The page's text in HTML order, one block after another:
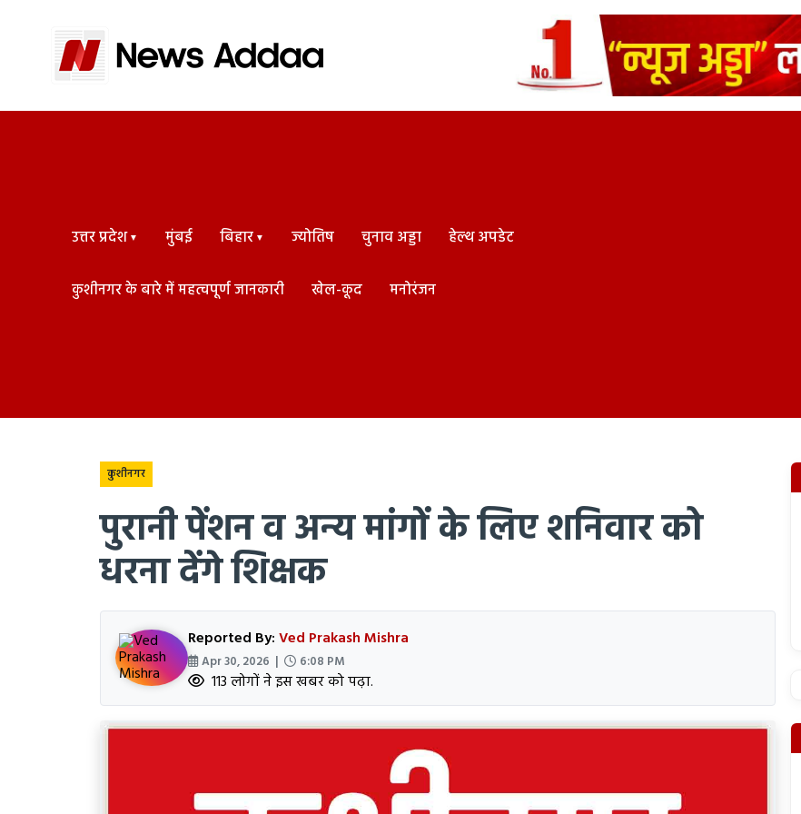
उत्तर प्रदेश मुंबई बिहार ज्योतिष चुनाव अड्डा हेल्थ अपडेट
कुशीनगर के बारे में महत्वपूर्ण जानकारी खेल-कूद मनोरंजन
कुशीनगर
पुरानी पेंशन व अन्य मांगों के लिए शनिवार को
धरना देंगे शिक्षक
Reported By:Ved Prakash Mishra
Apr 30, 2026 | 6:08 PM
113 लोगों ने इस खबर को पढ़ा.